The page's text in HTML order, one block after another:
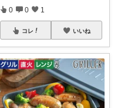
0 0 1
コレ いいね